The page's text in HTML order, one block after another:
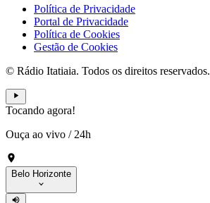
Política de Privacidade
Portal de Privacidade
Política de Cookies
Gestão de Cookies
© Rádio Itatiaia. Todos os direitos reservados.
Tocando agora!
Ouça ao vivo /24h
Belo Horizonte